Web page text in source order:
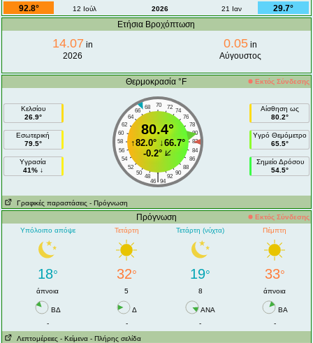
92.8°
12 Ιούλ 2026 21 Ιαν
29.7°
Ετήσια Βροχόπτωση
14.07 in
2026
0.05in
Αύγουστος
Θερμοκρασία °F Εκτός Σύνδεσης
Κελσίου
26.9°
Εσωτερική
79.5°
Υγρασία
41% ↓
70
68 72
66
74
64
76
62
78
60
80
58
82
56
84
54
86
52
88
50
90
48 92
|
46 94
80.4°
↑82.0°↓66.7°
-0.2°
Αίσθηση ως
80.2°
Υγρό Θεμόμετρο
65.5°
Σημείο Δρόσου
54.5°
Γραφικές παραστάσεις - Πρόγνωση
Πρόγνωση
Εκτός Σύνδεσης
Υπόλοιπο απόψε
Τετάρτη Τετάρτη (νύχτα) Πέμπτη
18° 32° 19° 33°
άπνοια 5 8 άπνοια
ΒΔ Δ ANA
ΒA
-
- -
-
Λεπτομέρειες - Κείμενα - Πλήρης σελίδα